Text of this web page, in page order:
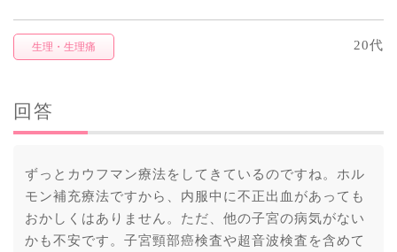
生理・生理痛 20代
回答
ずっとカウフマン療法をしてきているのですね。ホル
モン補充療法ですから、内服中に不正出血があっても
おかしくはありません。ただ、他の子宮の病気がない
かも不安です。子宮頸部癌検査や超音波検査を含めて